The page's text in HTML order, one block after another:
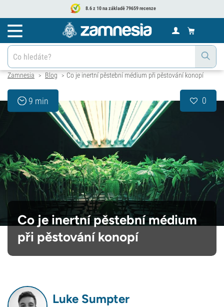
8.6 z 10 na základě 79659 recenze
Zamnesia > Blog > Co je inertní pěstební médium při pěstování konopí
9 min 0
Co je inertní pěstební médium
při pěstování konopí
Luke Sumpter